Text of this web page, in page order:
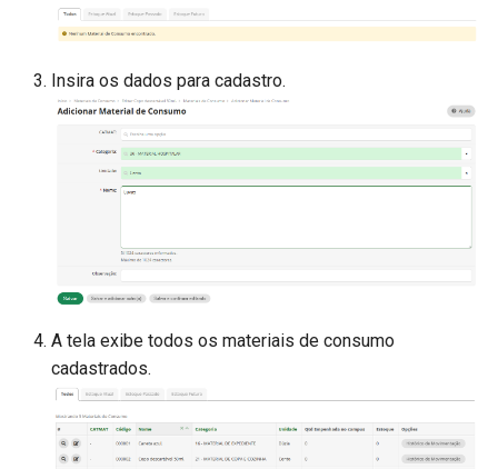
Insira os dados para cadastro.
A tela exibe todos os materiais de consumo
cadastrados.